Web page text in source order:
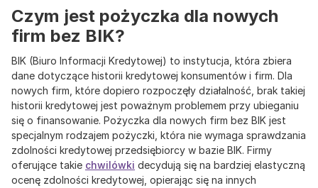
Czym jest pożyczka dla nowych
firm bez BIK?
BIK (Biuro Informacji Kredytowej) to instytucja, która zbiera
dane dotyczące historii kredytowej konsumentów i firm. Dla
nowych firm, które dopiero rozpoczęły działalność, brak takiej
historii kredytowej jest poważnym problemem przy ubieganiu
się o finansowanie. Pożyczka dla nowych firm bez BIK jest
specjalnym rodzajem pożyczki, która nie wymaga sprawdzania
zdolności kredytowej przedsiębiorcy w bazie BIK. Firmy
oferujące takie chwilówki decydują się na bardziej elastyczną
ocenę zdolności kredytowej, opierając się na innych